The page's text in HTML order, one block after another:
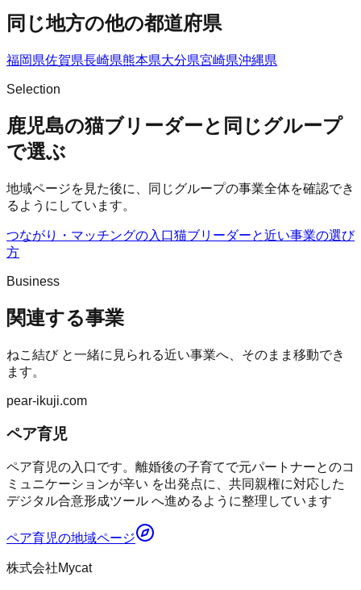
同じ地方の他の都道府県
福岡県佐賀県長崎県熊本県大分県宮崎県沖縄県
Selection
鹿児島の猫ブリーダーと同じグループ
で選ぶ
地域ページを見た後に、同じグループの事業全体を確認でき
るようにしています。
つながり・マッチングの入口猫ブリーダーと近い事業の選び
方
Business
関連する事業
ねこ結びと一緒に見られる近い事業へ、そのまま移動でき
ます。
pear-ikuji.com
ペア育児
ペア育児の入口です。離婚後の子育てで元パートナーとのコ
ミュニケーションが辛い を出発点に、共同親権に対応した
デジタル合意形成ツール へ進めるように整理しています
ペア育児の地域ページ
株式会社Mycat